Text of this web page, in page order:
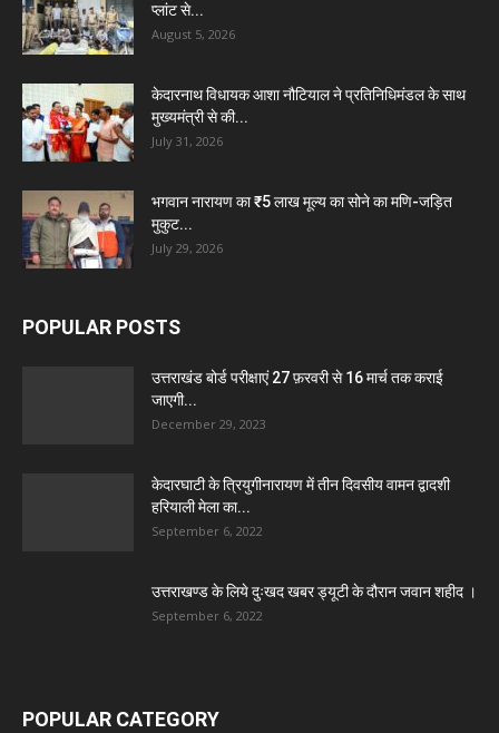
प्लांट से...
August 5, 2026
केदारनाथ विधायक आशा नौटियाल ने प्रतिनिधिमंडल के साथ
मुख्यमंत्री से की...
July 31, 2026
भगवान नारायण का ₹5 लाख मूल्य का सोने का मणि-जड़ित
मुकुट...
July 29, 2026
POPULAR POSTS
उत्तराखंड बोर्ड परीक्षाएं 27 फ़रवरी से 16 मार्च तक कराई
जाएगी...
December 29, 2023
केदारघाटी के त्रियुगीनारायण में तीन दिवसीय वामन द्वादशी
हरियाली मेला का...
September 6, 2022
उत्तराखण्ड के लिये दुःखद खबर ड्यूटी के दौरान जवान शहीद ।
September 6, 2022
POPULAR CATEGORY